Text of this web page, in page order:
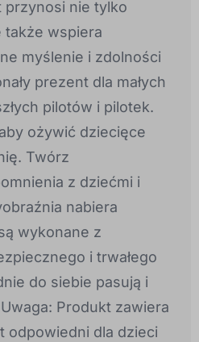
przynosi nie tylko
także wspiera
myślenie i zdolności
prezent dla małych
pilotów i pilotek.
ożywić dziecięce
Twórz
z dziećmi i
nabiera
wykonane z
i trwałego
do siebie pasują i
Produkt zawiera
odpowiedni dla dzieci